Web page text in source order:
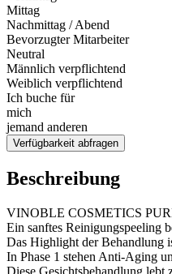
Mittag
Nachmittag / Abend
Bevorzugter Mitarbeiter
Neutral
Männlich verpflichtend
Weiblich verpflichtend
Ich buche für
mich
jemand anderen
Verfügbarkeit abfragen
Beschreibung
VINOBLE COSMETICS
Ein sanftes Reinigungspeeling
Das Highlight der Behandlung
In Phase 1 stehen Anti-Aging
Diese Gesichtsbehandlung